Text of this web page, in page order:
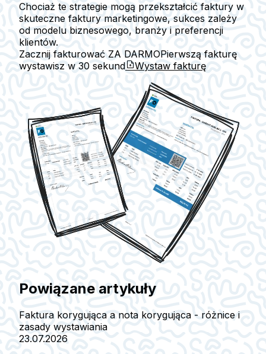
Chociaż te strategie mogą przekształcić faktury w
skuteczne faktury marketingowe, sukces zależy
od modelu biznesowego, branży i preferencji
klientów.
Zacznij fakturować ZA DARMOPierwszą fakturę
wystawisz w 30 sekund Wystaw fakturę
Powiązane artykuły
Faktura korygująca a nota korygująca - różnice i
zasady wystawiania
23.07.2026